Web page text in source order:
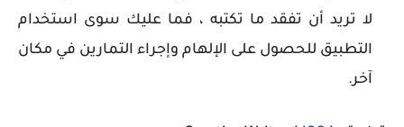
لا تريد أن تفقد ما تكتبه ، فما عليك سوى استخدام
التطبيق للحصول على الإلهام وإجراء التمارين في مكان
آخر.